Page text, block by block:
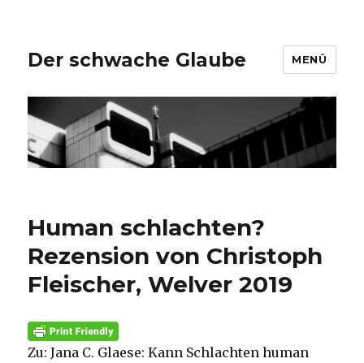
Der schwache Glaube MENÜ
Human schlachten?
Rezension von Christoph
Fleischer, Welver 2019
Zu: Jana C. Glaese: Kann Schlachten human